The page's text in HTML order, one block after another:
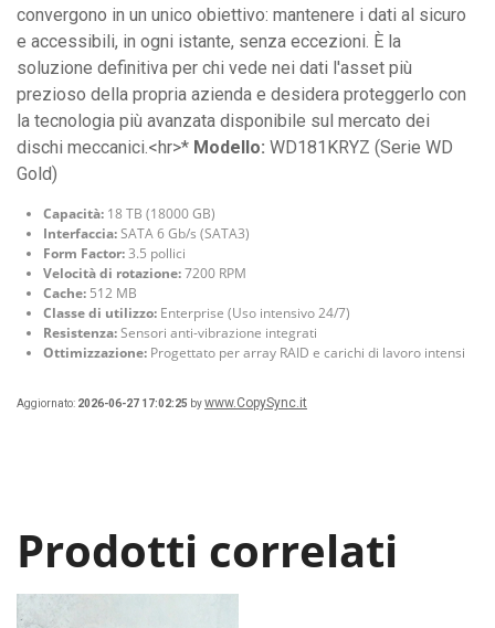
convergono in un unico obiettivo: mantenere i dati al sicuro
e accessibili, in ogni istante, senza eccezioni. È la
soluzione definitiva per chi vede nei dati l'asset più
prezioso della propria azienda e desidera proteggerlo con
la tecnologia più avanzata disponibile sul mercato dei
dischi meccanici.<hr>* Modello: WD181KRYZ (Serie WD
Gold)
Capacità: 18 TB (18000 GB)
Interfaccia:SATA 6 Gb/s (SATA3)
Form Factor:3.5 pollici
Velocità di rotazione:7200 RPM
Cache: 512 MB
Classe di utilizzo: Enterprise (Uso intensivo 24/7)
Resistenza:Sensori anti-vibrazione integrati
Ottimizzazione: Progettato per array RAID e carichi di lavoro intensi
Aggiornato: 2026-06-27 17:02:25 bywww.CopySync.it
Prodotti correlati